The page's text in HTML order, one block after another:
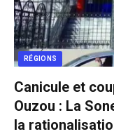
RÉGIONS
Canicule et
Ouzou : La
la